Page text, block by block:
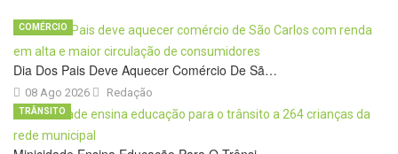
Dia Dos Pais Deve Aquecer Comércio De Sã…
08 Ago 2026
COMÉRCIO
Redação
TRÂNSITO